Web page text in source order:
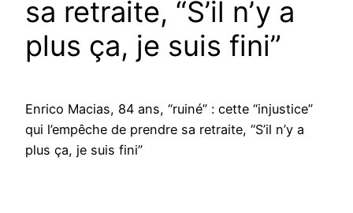
sa retraite, “S’il n’y a
plus ça, je suis fini”
Enrico Macias, 84 ans, “ruiné” : cette “injustice”
qui l’empêche de prendre sa retraite, “S’il n’y a
plus ça, je suis fini”